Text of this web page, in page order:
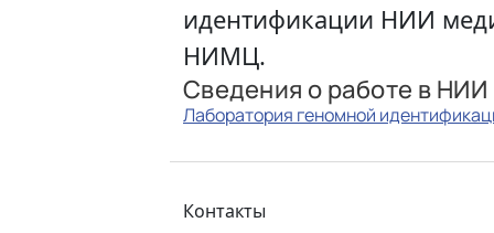
идентификации НИИ
НИМЦ.
Сведения о работе в
Лаборатория геномной
Контакты